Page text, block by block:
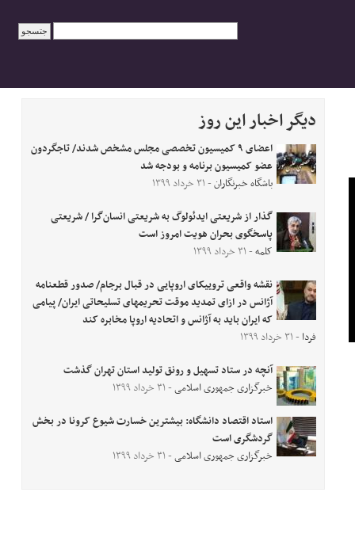
دیگر اخبار این روز
اعضای ۹ کمیسیون تخصصی مجلس مشخص شدند/ تاجگردون
عضو کمیسیون برنامه و بودجه شد
باشگاه خبرنگاران- ۳۱ خرداد ۱۳۹۹
گذار از شریعتی ایدئولوگ به شریعتی انسان‌گرا / شریعتی
پاسخگوی بحران هویت امروز است
کلمه- ۳۱ خرداد ۱۳۹۹
نقشه واقعی تروییکای اروپایی در قبال برجام/ صدور قطعنامه
آژانس در ازای تمدید موقت تحریمهای تسلیحاتی ایران/ پیامی
که ایران باید به آژانس و اتحادیه اروپا مخابره کند
فردا - ۳۱ خرداد ۱۳۹۹
آنچه در ستاد تسهیل و رونق تولید استان تهران گذشت
خبرگزاری جمهوری اسلامی- ۳۱ خرداد ۱۳۹۹
استاد اقتصاد دانشگاه: بیشترین خسارت شیوع کرونا در بخش
گردشگری است
خبرگزاری جمهوری اسلامی- ۳۱ خرداد ۱۳۹۹